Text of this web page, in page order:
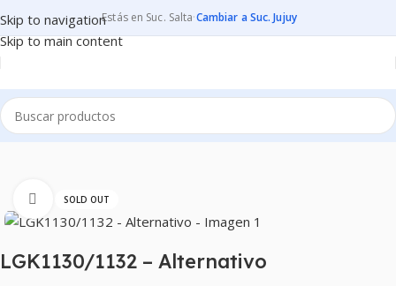
Skip to navigation
Skip to main content
Estás en Suc. Salta·Cambiar a Suc. Jujuy
Inicio CONSUMIBLES CARTUCHOS PARA IMPRESORAS
SOLD OUT
Clic para ampliar
LGK1130/1132 – Alternativo